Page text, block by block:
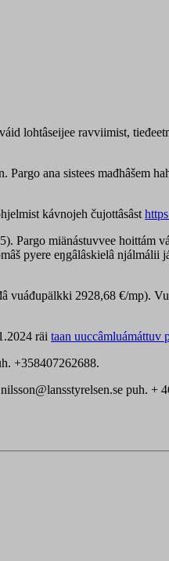
lohtâseijee ravviimist,
ana sistees mađhâšem
kávnojeh čujottâsâst
Pargo miänástuvvee hoittám
pyere eŋgâlâskielâ
2928,68 €/mp).
räi taan uuccâmluámáttuv
+358407262688.
puh. +